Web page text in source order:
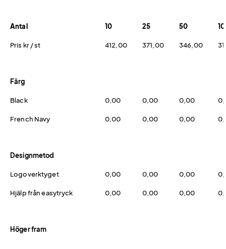
Antal 10 25 50
Pris kr / st 412,00 371,00 346,00
Färg
Black 0,00 0,00 0,00
French Navy 0,00 0,00 0,00
Designmetod
Logoverktyget 0,00 0,00 0,00
Hjälp från easytryck 0,00 0,00 0,00
Höger fram